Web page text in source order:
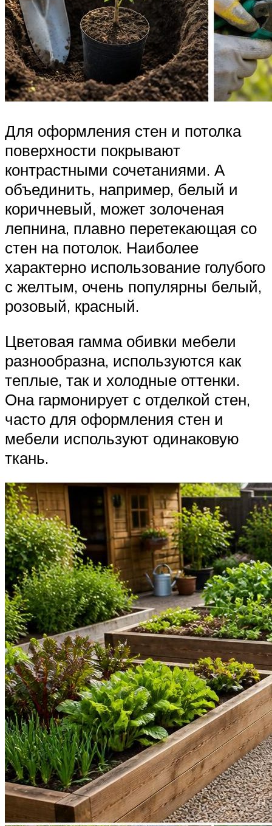
Для оформления стен и потолка
поверхности покрывают
контрастными сочетаниями. А
объединить, например, белый и
коричневый, может золоченая
лепнина, плавно перетекающая со
стен на потолок. Наиболее
характерно использование голубого
с желтым, очень популярны белый,
розовый, красный.
Цветовая гамма обивки мебели
разнообразна, используются как
теплые, так и холодные оттенки.
Она гармонирует с отделкой стен,
часто для оформления стен и
мебели используют одинаковую
ткань.